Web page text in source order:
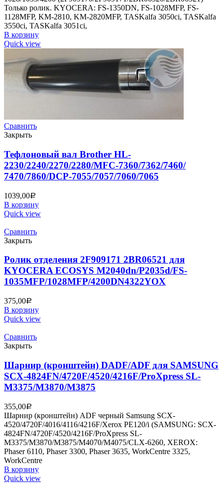
Только ролик. KYOCERA: FS-1350DN, FS-1028MFP, FS-
1128MFP, KM-2810, KM-2820MFP, TASKalfa 3050ci, TASKalfa
3550ci, TASKalfa 3051ci,
В корзину
Quick view
Сравнить
Закрыть
Тефлоновый вал Brother HL-
2230/2240/2270/2280/MFC-7360/7362/7460/
7470/7860/DCP-7055/7057/7060/7065
1039,00Р
В корзину
Quick view
Сравнить
Закрыть
Ролик отделения 2F909171 2BR06521 для
KYOCERA ECOSYS M2040dn/P2035d/FS-
1035MFP/1028MFP/4200DN4322YOX
375,00Р
В корзину
Quick view
Сравнить
Закрыть
Шарнир (кронштейн) DADF/ADF для SAMSUNG
SCX-4824FN/4720F/4520/4216F/ProXpress SL-
M3375/M3870/M3875
355,00Р
Шарнир (кронштейн) ADF черный Samsung SCX-
4520/4720F/4016/4116/4216F/Xerox PE120/i (SAMSUNG: SCX-
4824FN/4720F/4520/4216F/ProXpress SL-
M3375/M3870/M3875/M4070/M4075/CLX-6260, XEROX:
Phaser 6110, Phaser 3300, Phaser 3635, WorkCentre 3325,
WorkCentre
В корзину
Quick view